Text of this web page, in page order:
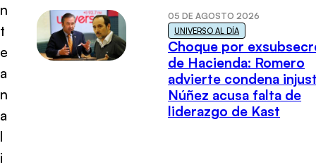
n
t
e
a
n
a
l
i
05 DE AGOSTO 2026
UNIVERSO AL DÍA
Choque por
de Hacienda: Romero
advierte condena
Núñez acusa falta de
liderazgo de Kast